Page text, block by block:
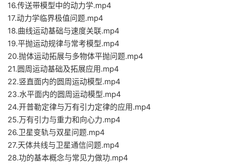
16.传送带模型中的动力学.mp4
17.动力学临界极值问题.mp4
18.曲线运动基础与速度关联.mp4
19.平抛运动规律与常考模型.mp4
20.抛体运动拓展与多物体平抛问题.mp4
21.圆周运动基础及拓展应用.mp4
22.竖直面内的圆周运动模型.mp4
23.水平面内的圆周运动模型.mp4
24.开普勒定律与万有引力定律的应用.mp4
25.万有引力与重力和向心力.mp4
26.卫星变轨与双星问题.mp4
27.天体共线与卫星通信问题.mp4
28.功的基本概念与常见力做功.mp4